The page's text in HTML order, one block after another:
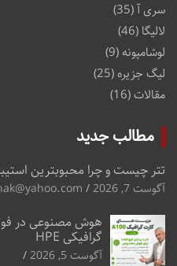
سری آ(35)
لالیگا (46)
لوشامپونه(9)
لیگ جزیره (25)
مقالات(16)
مطالب جدید
تتر چیست و چرا محبوبترین
آگوست 7, 2026
هوش مصنوعی در
گرافیکی HPE
آگوست 5, 2026